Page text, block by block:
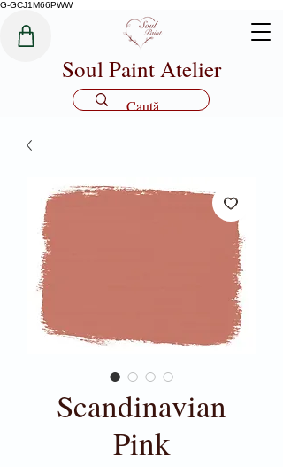
G-GCJ1M66PWW
Soul Paint Atelier
Scandinavian
Pink